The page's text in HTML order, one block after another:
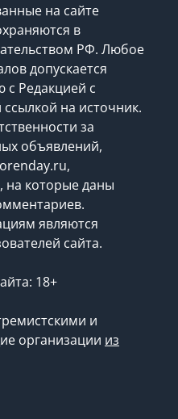
на сайте
в
РФ. Любое
допускается
с Редакцией с
на источник.
за
объявлений,
на которые даны
являются
сайта.
18+
и
организации из